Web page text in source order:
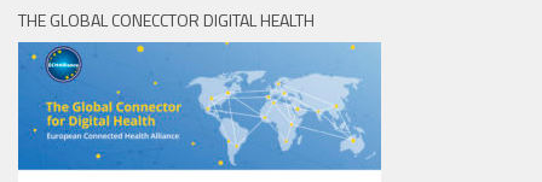
THE GLOBAL CONECCTOR DIGITAL HEALTH